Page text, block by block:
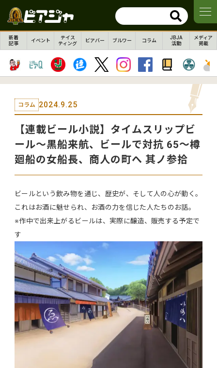
新着
記事
イベント
テイス
ティング
ビアバー ブルワー コラム
JBJA
活動
メディア
掲載
コラム 2024.9.25
【連載ビール小説】タイムスリップビ
ール～黒船来航、ビールで対抗 65～樽
廻船の女船長、商人の町へ 其ノ参拾
ビールという飲み物を通じ、歴史が、そして人の心が動く。
これはお酒に魅せられ、お酒の力を信じた人たちのお話。
※作中で出来上がるビールは、実際に醸造、販売する予定で
す